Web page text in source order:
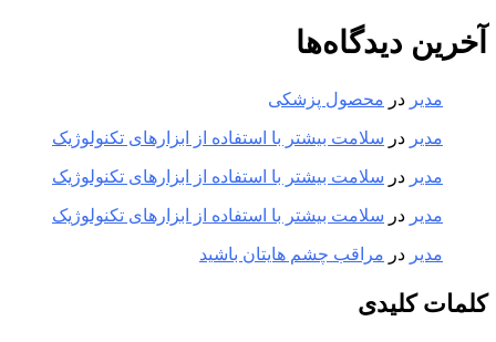
آخرین دیدگاه‌ها
مدیر در محصول پزشکی
مدیر در سلامت بیشتر با استفاده از ابزارهای تکنولوژیک
مدیر در سلامت بیشتر با استفاده از ابزارهای تکنولوژیک
مدیر در سلامت بیشتر با استفاده از ابزارهای تکنولوژیک
مدیر در مراقب چشم هایتان باشید
کلمات کلیدی